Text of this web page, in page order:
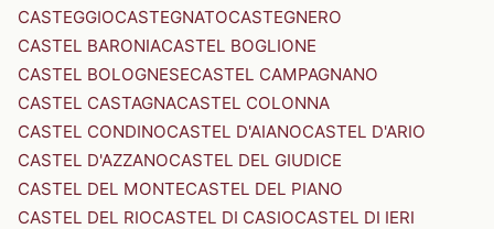
CASTEGGIOCASTEGNATOCASTEGNERO
CASTEL BARONIACASTEL BOGLIONE
CASTEL BOLOGNESECASTEL CAMPAGNANO
CASTEL CASTAGNACASTEL COLONNA
CASTEL CONDINOCASTEL D'AIANOCASTEL D'ARIO
CASTEL D'AZZANOCASTEL DEL GIUDICE
CASTEL DEL MONTECASTEL DEL PIANO
CASTEL DEL RIOCASTEL DI CASIOCASTEL DI IERI